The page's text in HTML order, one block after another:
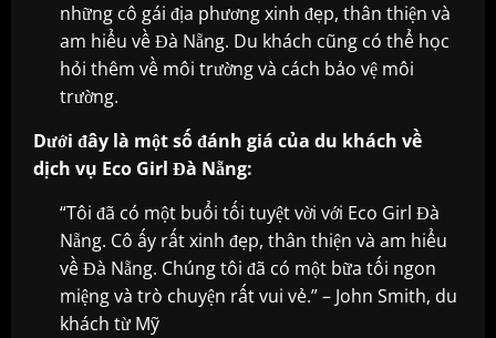
những cô gái địa phương xinh đẹp, thân thiện và
am hiểu về Đà Nẵng. Du khách cũng có thể học
hỏi thêm về môi trường và cách bảo vệ môi
trường.
Dưới đây là một số đánh giá của du khách về
dịch vụ Eco Girl Đà Nẵng:
“Tôi đã có một buổi tối tuyệt vời với Eco Girl Đà
Nẵng. Cô ấy rất xinh đẹp, thân thiện và am hiểu
về Đà Nẵng. Chúng tôi đã có một bữa tối ngon
miệng và trò chuyện rất vui vẻ.” – John Smith, du
khách từ Mỹ